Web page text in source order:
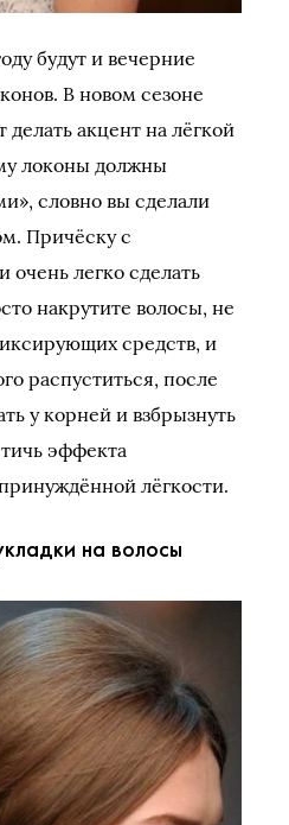
будут и вечерние
В новом сезоне
акцент на лёгкой
локоны должны
словно вы сделали
Причёску с
легко сделать
накрутите волосы, не
средств, и
распуститься, после
у корней и взбрызнуть
эффекта
лёгкости.
на волосы